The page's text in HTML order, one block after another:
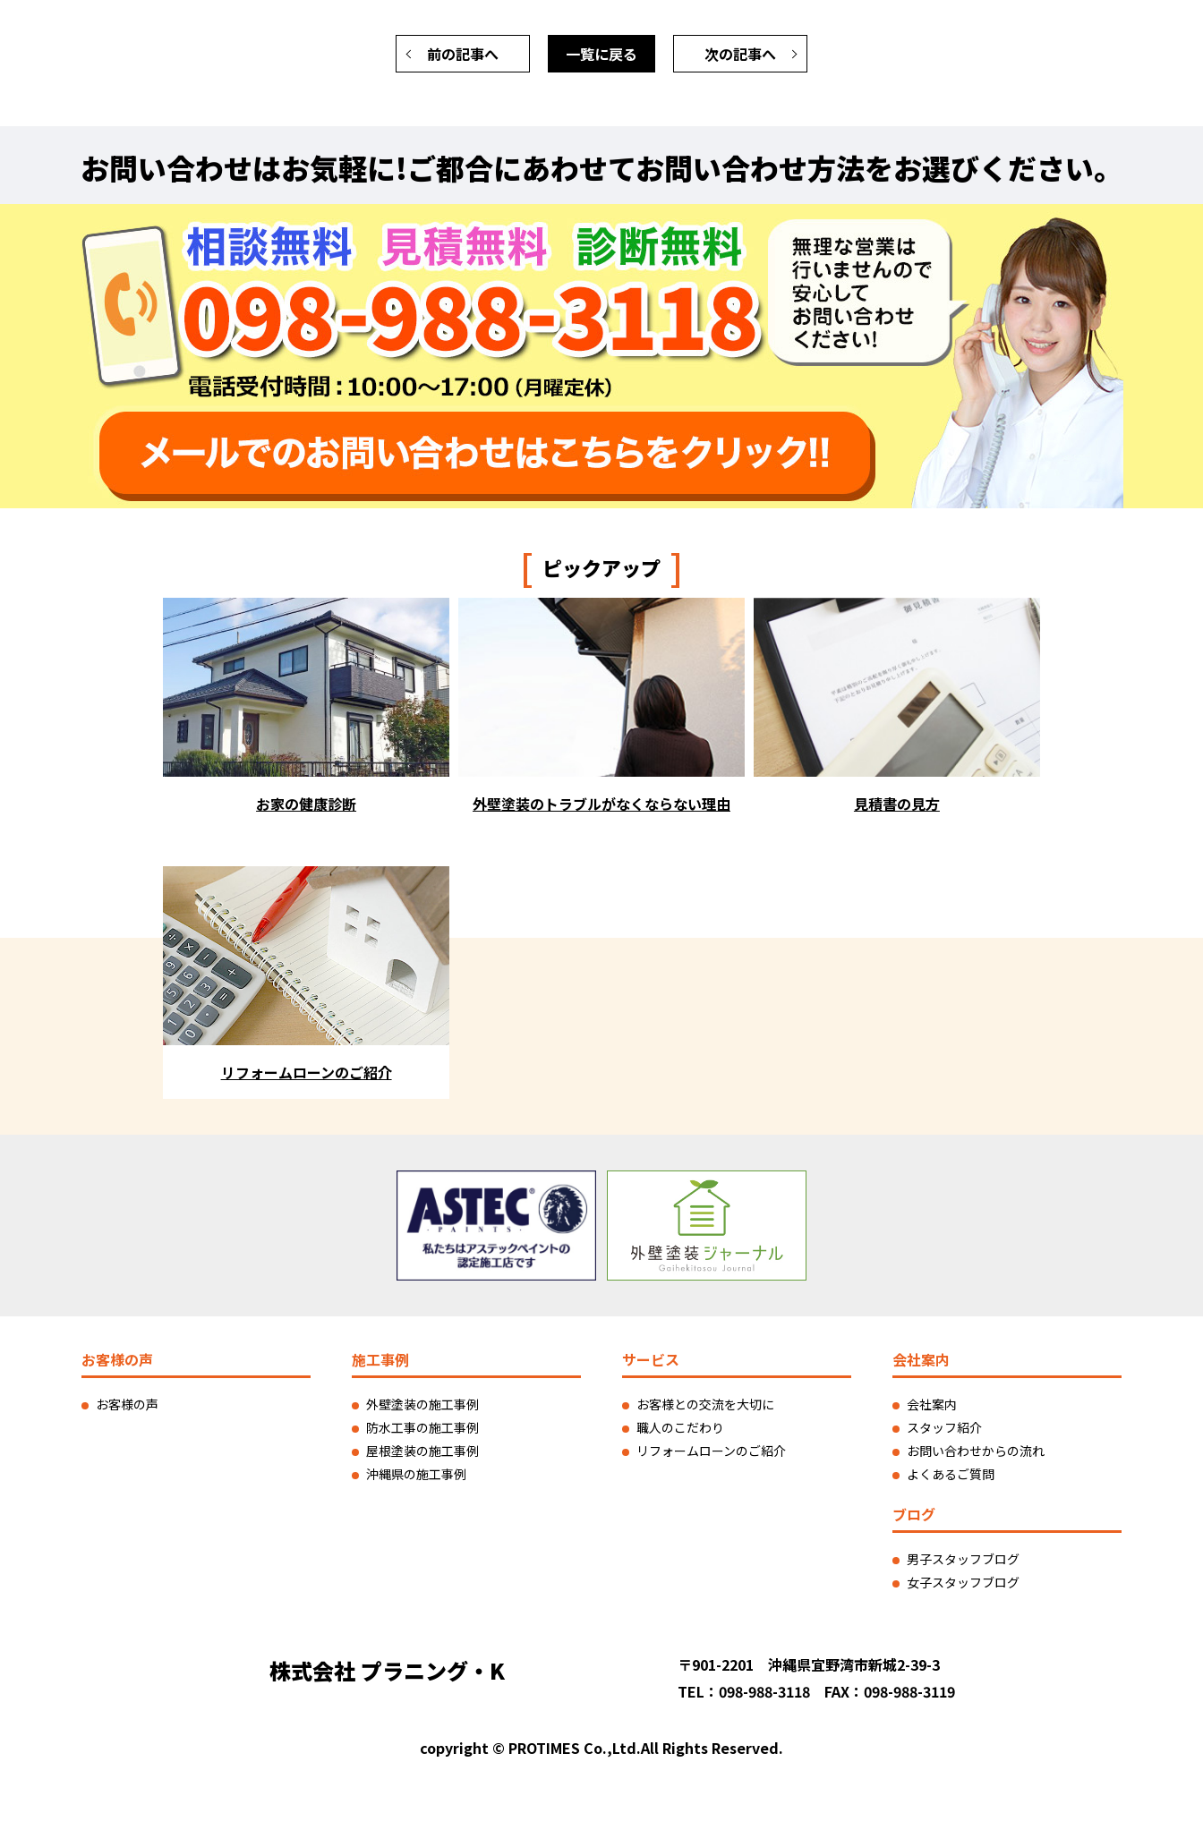
前の記事へ 次の記事へ
一覧に戻る
お問い合わせはお気軽に!ご都合にあわせてお問い合わせ方法をお選びください。
[ ピックアップ ]
お家の健康診断 外壁塗装のトラブルがなくならない理由 見積書の見方
リフォームローンのご紹介
お客様の声
お客様の声
施工事例
外壁塗装の施工事例
防水工事の施工事例
屋根塗装の施工事例
沖縄県の施工事例
サービス
お客様との交流を大切に
職人のこだわり
リフォームローンのご紹介
会社案内
会社案内
スタッフ紹介
お問い合わせからの流れ
よくあるご質問
ブログ
男子スタッフブログ
女子スタッフブログ
株式会社 プラニング・K
〒901-2201 沖縄県宜野湾市新城2-39-3
TEL：098-988-3118 FAX：098-988-3119
copyright © PROTIMES Co.,Ltd.All Rights Reserved.